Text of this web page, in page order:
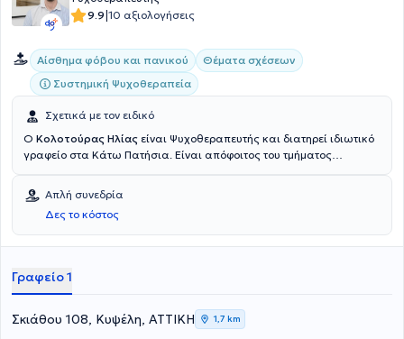
9.9|10 αξιολογήσεις
Αίσθημα φόβου και πανικού
Θέματα σχέσεων
Συστημική Ψυχοθεραπεία
Σχετικά με τον ειδικό
Ο Κολοτούρας Ηλίας είναι Ψυχοθεραπευτής και διατηρεί ιδιωτικό
γραφείο στα Κάτω Πατήσια. Είναι απόφοιτος του τμήματος
Ψυχολογίας) και έχει εκπαιδευτεί
Κέντρο Εφαρμοσμένης Ψυχοθεραπείας και
Συμβουλευτικής (ΚΕΨΥΣΥ). Διαθέτει εμπειρία και ασχολείται με
θέματα, όπως η βελτίωση αυτοεκτίμησης - αυτοεικόνας, η ενίσχυση
Απλή συνεδρία
Δες το κόστος
Γραφείο 1
Σκιάθου 108, Κυψέλη, ΑΤΤΙΚΗ 1,7 km